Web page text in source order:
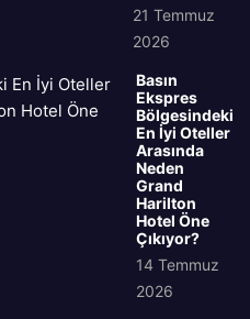
21 Temmuz
2026
Basın
Ekspres
Bölgesindeki
En İyi Oteller
Arasında
Neden
Grand
Harilton
Hotel Öne
Çıkıyor?
14 Temmuz
2026